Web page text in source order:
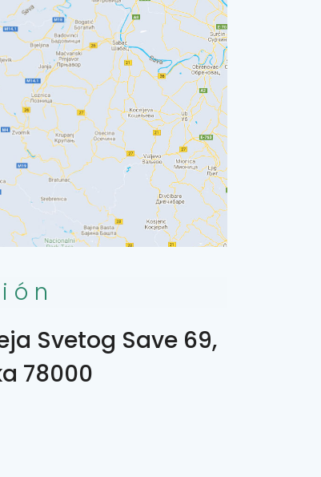
Svetog Save 69,
78000